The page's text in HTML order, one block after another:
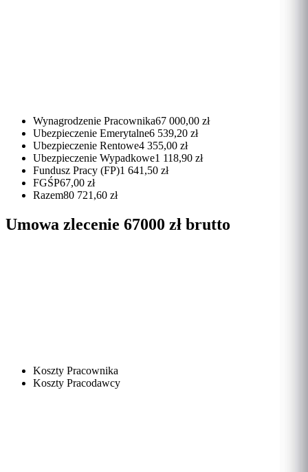
Wynagrodzenie Pracownika67 000,00 zł
Ubezpieczenie Emerytalne6 539,20 zł
Ubezpieczenie Rentowe4 355,00 zł
Ubezpieczenie Wypadkowe1 118,90 zł
Fundusz Pracy (FP)1 641,50 zł
FGŚP67,00 zł
Razem80 721,60 zł
Umowa zlecenie 67000 zł brutto
Koszty Pracownika
Koszty Pracodawcy